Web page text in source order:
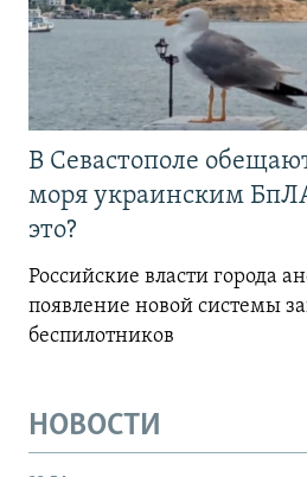
В Севастополе
моря украинским
это?
Российские власти города
появление новой системы
беспилотников
НОВОСТИ